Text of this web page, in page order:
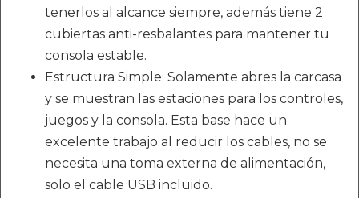
tenerlos al alcance siempre, además tiene 2
cubiertas anti-resbalantes para mantener tu
consola estable.
Estructura Simple: Solamente abres la carcasa
y se muestran las estaciones para los controles,
juegos y la consola. Esta base hace un
excelente trabajo al reducir los cables, no se
necesita una toma externa de alimentación,
solo el cable USB incluido.